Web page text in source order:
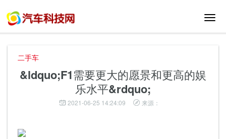
切
二手车
&ldquo;F1需要更大的愿景和更高的娱
乐水平&rdquo;
2021-06-25 14:24:09 来源：